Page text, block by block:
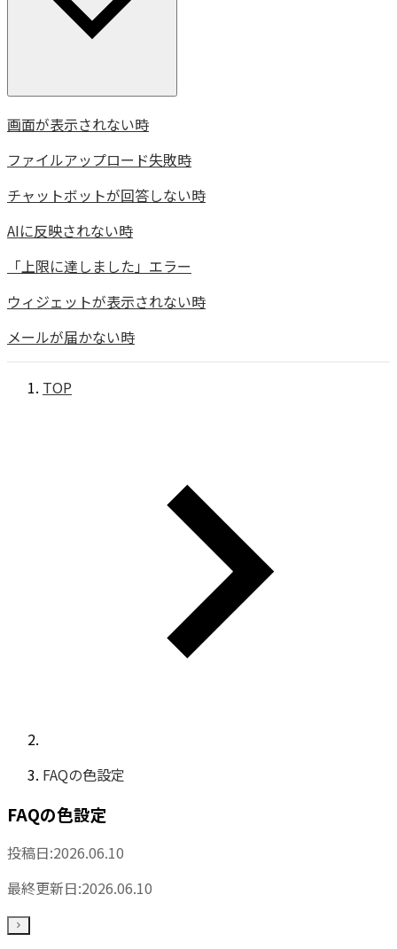
画面が表示されない時
ファイルアップロード失敗時
チャットボットが回答しない時
AIに反映されない時
「上限に達しました」エラー
ウィジェットが表示されない時
メールが届かない時
TOP
FAQの色設定
FAQの色設定
投稿日:2026.06.10
最終更新日:2026.06.10